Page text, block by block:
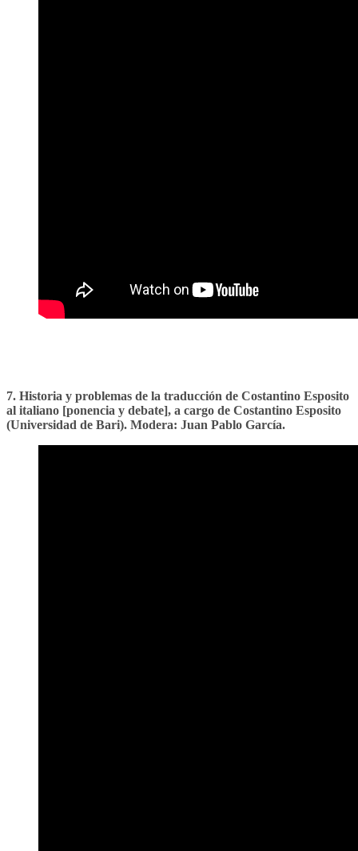
7. Historia y problemas de la traducción de Costantino Esposito
al italiano [ponencia y debate], a cargo de Costantino Esposito
(Universidad de Bari). Modera: Juan Pablo García.